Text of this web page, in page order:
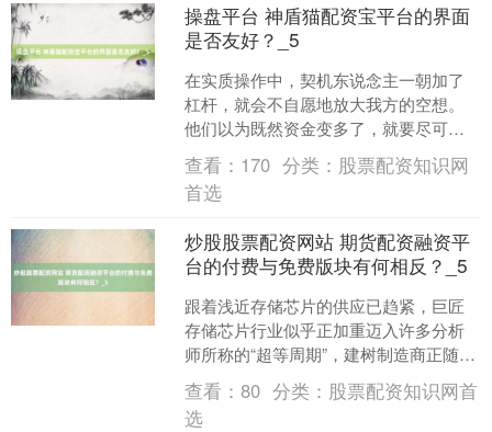
操盘平台 神盾猫配资宝平台的界面
是否友好？_5
在实质操作中，契机东说念主一朝加了
杠杆，就会不自愿地放大我方的空想。
他们以为既然资金变多了，就要尽可能
多作念单、快赢利，落幕仓位越作念越
大，风险也随之堆积。信得....
查看： 170 分类： 股票配资知识网
首选
炒股股票配资网站 期货配资融资平
台的付费与免费版块有何相反？_5
跟着浅近存储芯片的供应已趋紧，巨匠
存储芯片行业似乎正加重迈入许多分析
师所称的“超等周期”，建树制造商正随心
囤积贮储芯片。有些东谈主可爱自大我
方通过配资赚了些许钱....
查看：80 分类： 股票配资知识网首
选